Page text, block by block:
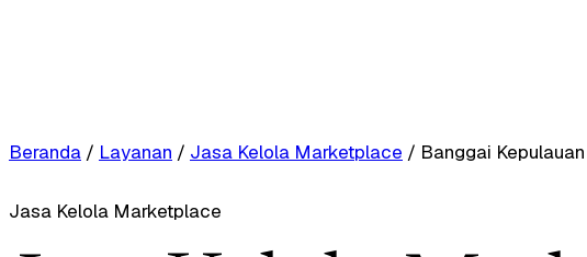
Beranda / Layanan / Jasa Kelola Marketplace / Banggai Kepulauan
Jasa Kelola Marketplace